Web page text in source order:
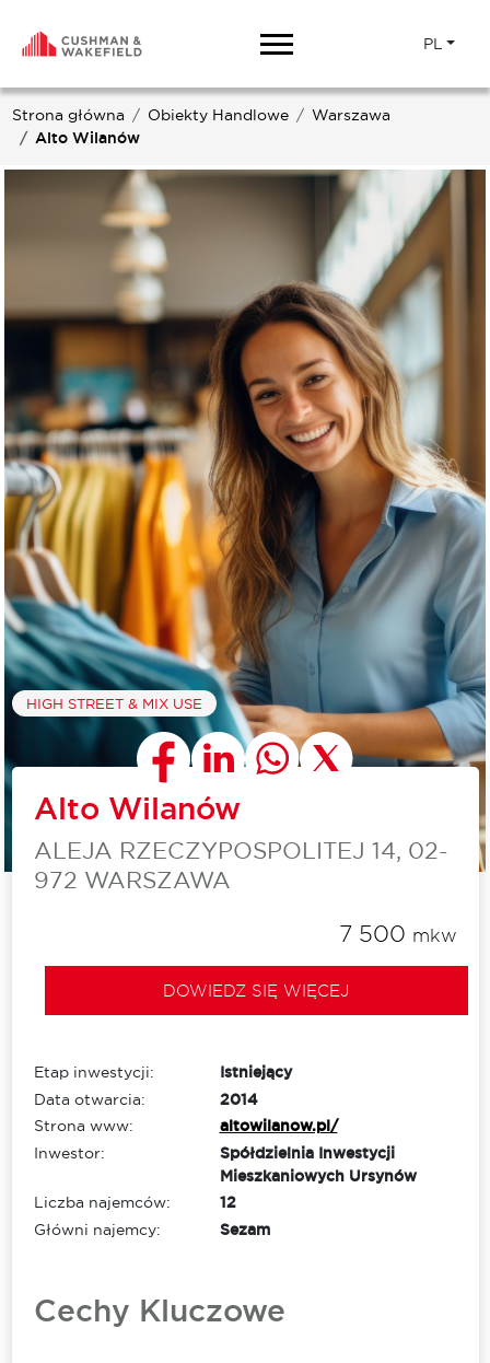
PL
Strona główna Obiekty Handlowe
Warszawa
Alto Wilanów
HIGH STREET & MIX USE
Alto Wilanów
ALEJA RZECZYPOSPOLITEJ 14, 02-
972 WARSZAWA
7 500 mkw
DOWIEDZ SIĘ WIĘCEJ
Etap inwestycji:
Istniejący
Data otwarcia:
2014
Strona www:
altowilanow.pl/
Inwestor:
Spółdzielnia Inwestycji
Mieszkaniowych Ursynów
Liczba najemców:
12
Główni najemcy:
Sezam
Cechy Kluczowe